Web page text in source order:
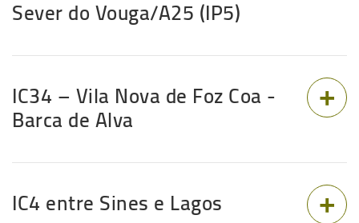
Sever do Vouga/A25 (IP5)
IC34 – Vila Nova de Foz Coa -
Barca de Alva
IC4 entre Sines e Lagos